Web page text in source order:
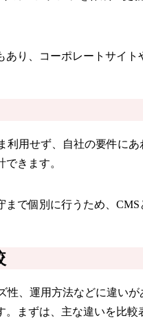
り、コーポレートサイ
用せず、自社の要件に
きます。
で個別に行うため、
、運用方法などに違い
まずは、主な違いを比較